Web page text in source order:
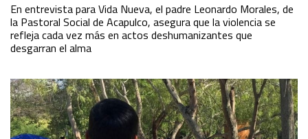
En entrevista para Vida Nueva, el padre Leonardo Morales, de
la Pastoral Social de Acapulco, asegura que la violencia se
refleja cada vez más en actos deshumanizantes que
desgarran el alma